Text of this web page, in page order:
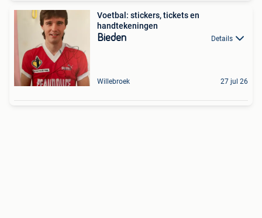
Voetbal: stickers, tickets en
handtekeningen
Bieden Details
Willebroek 27 jul 26